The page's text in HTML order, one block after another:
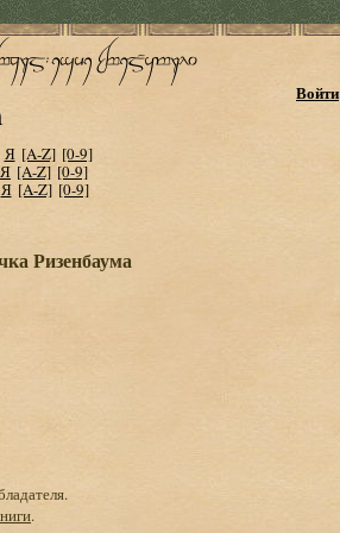
Войти
Я [A-Z] [0-9]
Я [A-Z] [0-9]
Я [A-Z] [0-9]
Ризенбаума
.